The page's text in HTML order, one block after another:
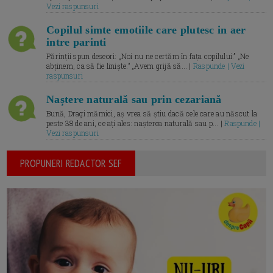
Vezi raspunsuri
Copilul simte emotiile care plutesc in aer
intre parinti
Părinții spun deseori: „Noi nu ne certăm în fața copilului.” „Ne
abținem, ca să fie liniște.” „Avem grijă să... | Raspunde | Vezi
raspunsuri
Naștere naturală sau prin cezariană
Bună, Dragi mămici, aș vrea să știu dacă cele care au născut la
peste 38 de ani, ce ați ales: nașterea naturală sau p... |Raspunde |
Vezi raspunsuri
PROPUNERI REDACTOR SEF